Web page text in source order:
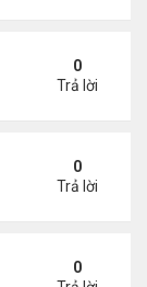
0
Trả lời
0
Trả lời
0